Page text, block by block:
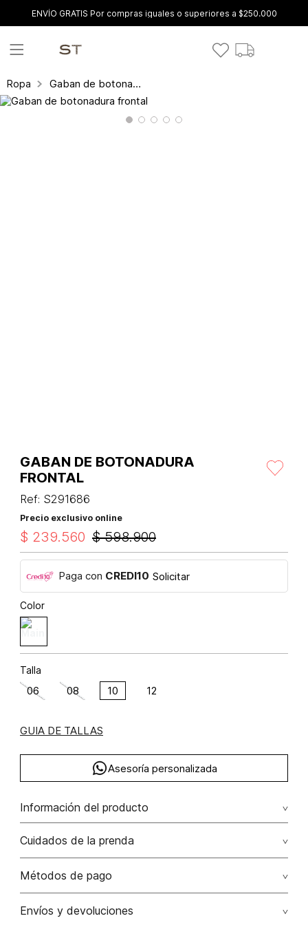
ENVÍO GRATIS Por compras iguales o superiores a $250.000
Ropa Gaban de botonadura frontal
GABAN DE BOTONADURA
FRONTAL
Ref: S291686
Precio exclusivo online
$ 598.900
$ 239.560
Paga con CREDI10 Solicitar
Color
Talla
06 08 10 12
GUIA DE TALLAS
Asesoría personalizada
Información del producto
Gaban peludo de dos botones poliéster 100% 100.00%
poliéster/polyester
Cuidados de la prenda
Lavado profesional en seco los tonos oscuros sueltan
No lavar
Métodos de pago
Tarjetas de crédito: Visa, Dinners, Master Card y American
Envíos y devoluciones